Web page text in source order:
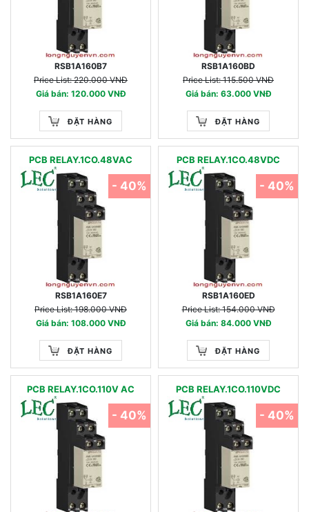
RSB1A160B7
Price List: 220.000 VNĐ
Giá bán: 120.000 VNĐ
ĐẶT HÀNG
RSB1A160BD
Price List: 115.500 VNĐ
Giá bán: 63.000 VNĐ
ĐẶT HÀNG
PCB RELAY.1CO.48VAC
RSB1A160E7
Price List: 198.000 VNĐ
Giá bán: 108.000 VNĐ
ĐẶT HÀNG
- 40%
PCB RELAY.1CO.48VDC
RSB1A160ED
Price List: 154.000 VNĐ
Giá bán: 84.000 VNĐ
ĐẶT HÀNG
- 40%
PCB RELAY.1CO.110V AC
- 40%
PCB RELAY.1CO.110VDC
- 40%